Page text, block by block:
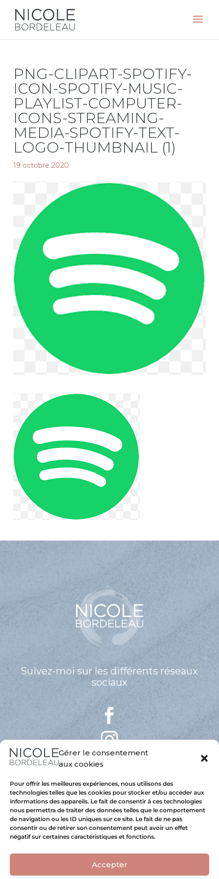
Gérer le consentement
aux cookies
Pour offrir les meilleures expériences, nous utilisons des
technologies telles que les cookies pour stocker et/ou accéder aux
informations des appareils. Le fait de consentir à ces technologies
nous permettra de traiter des données telles que le comportement
de navigation ou les ID uniques sur ce site. Le fait de ne pas
consentir ou de retirer son consentement peut avoir un effet
négatif sur certaines caractéristiques et fonctions.
Accepter
PNG-CLIPART-SPOTIFY-
ICON-SPOTIFY-MUSIC-
PLAYLIST-COMPUTER-
ICONS-STREAMING-
MEDIA-SPOTIFY-TEXT-
LOGO-THUMBNAIL (1)
19 octobre 2020
Suivez-moi sur les différents réseaux
sociaux
Copyright 2025 © Nicole Bordeleau